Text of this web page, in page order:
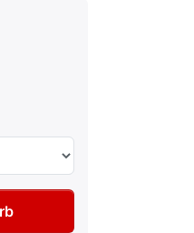
131A Rosso Ponente